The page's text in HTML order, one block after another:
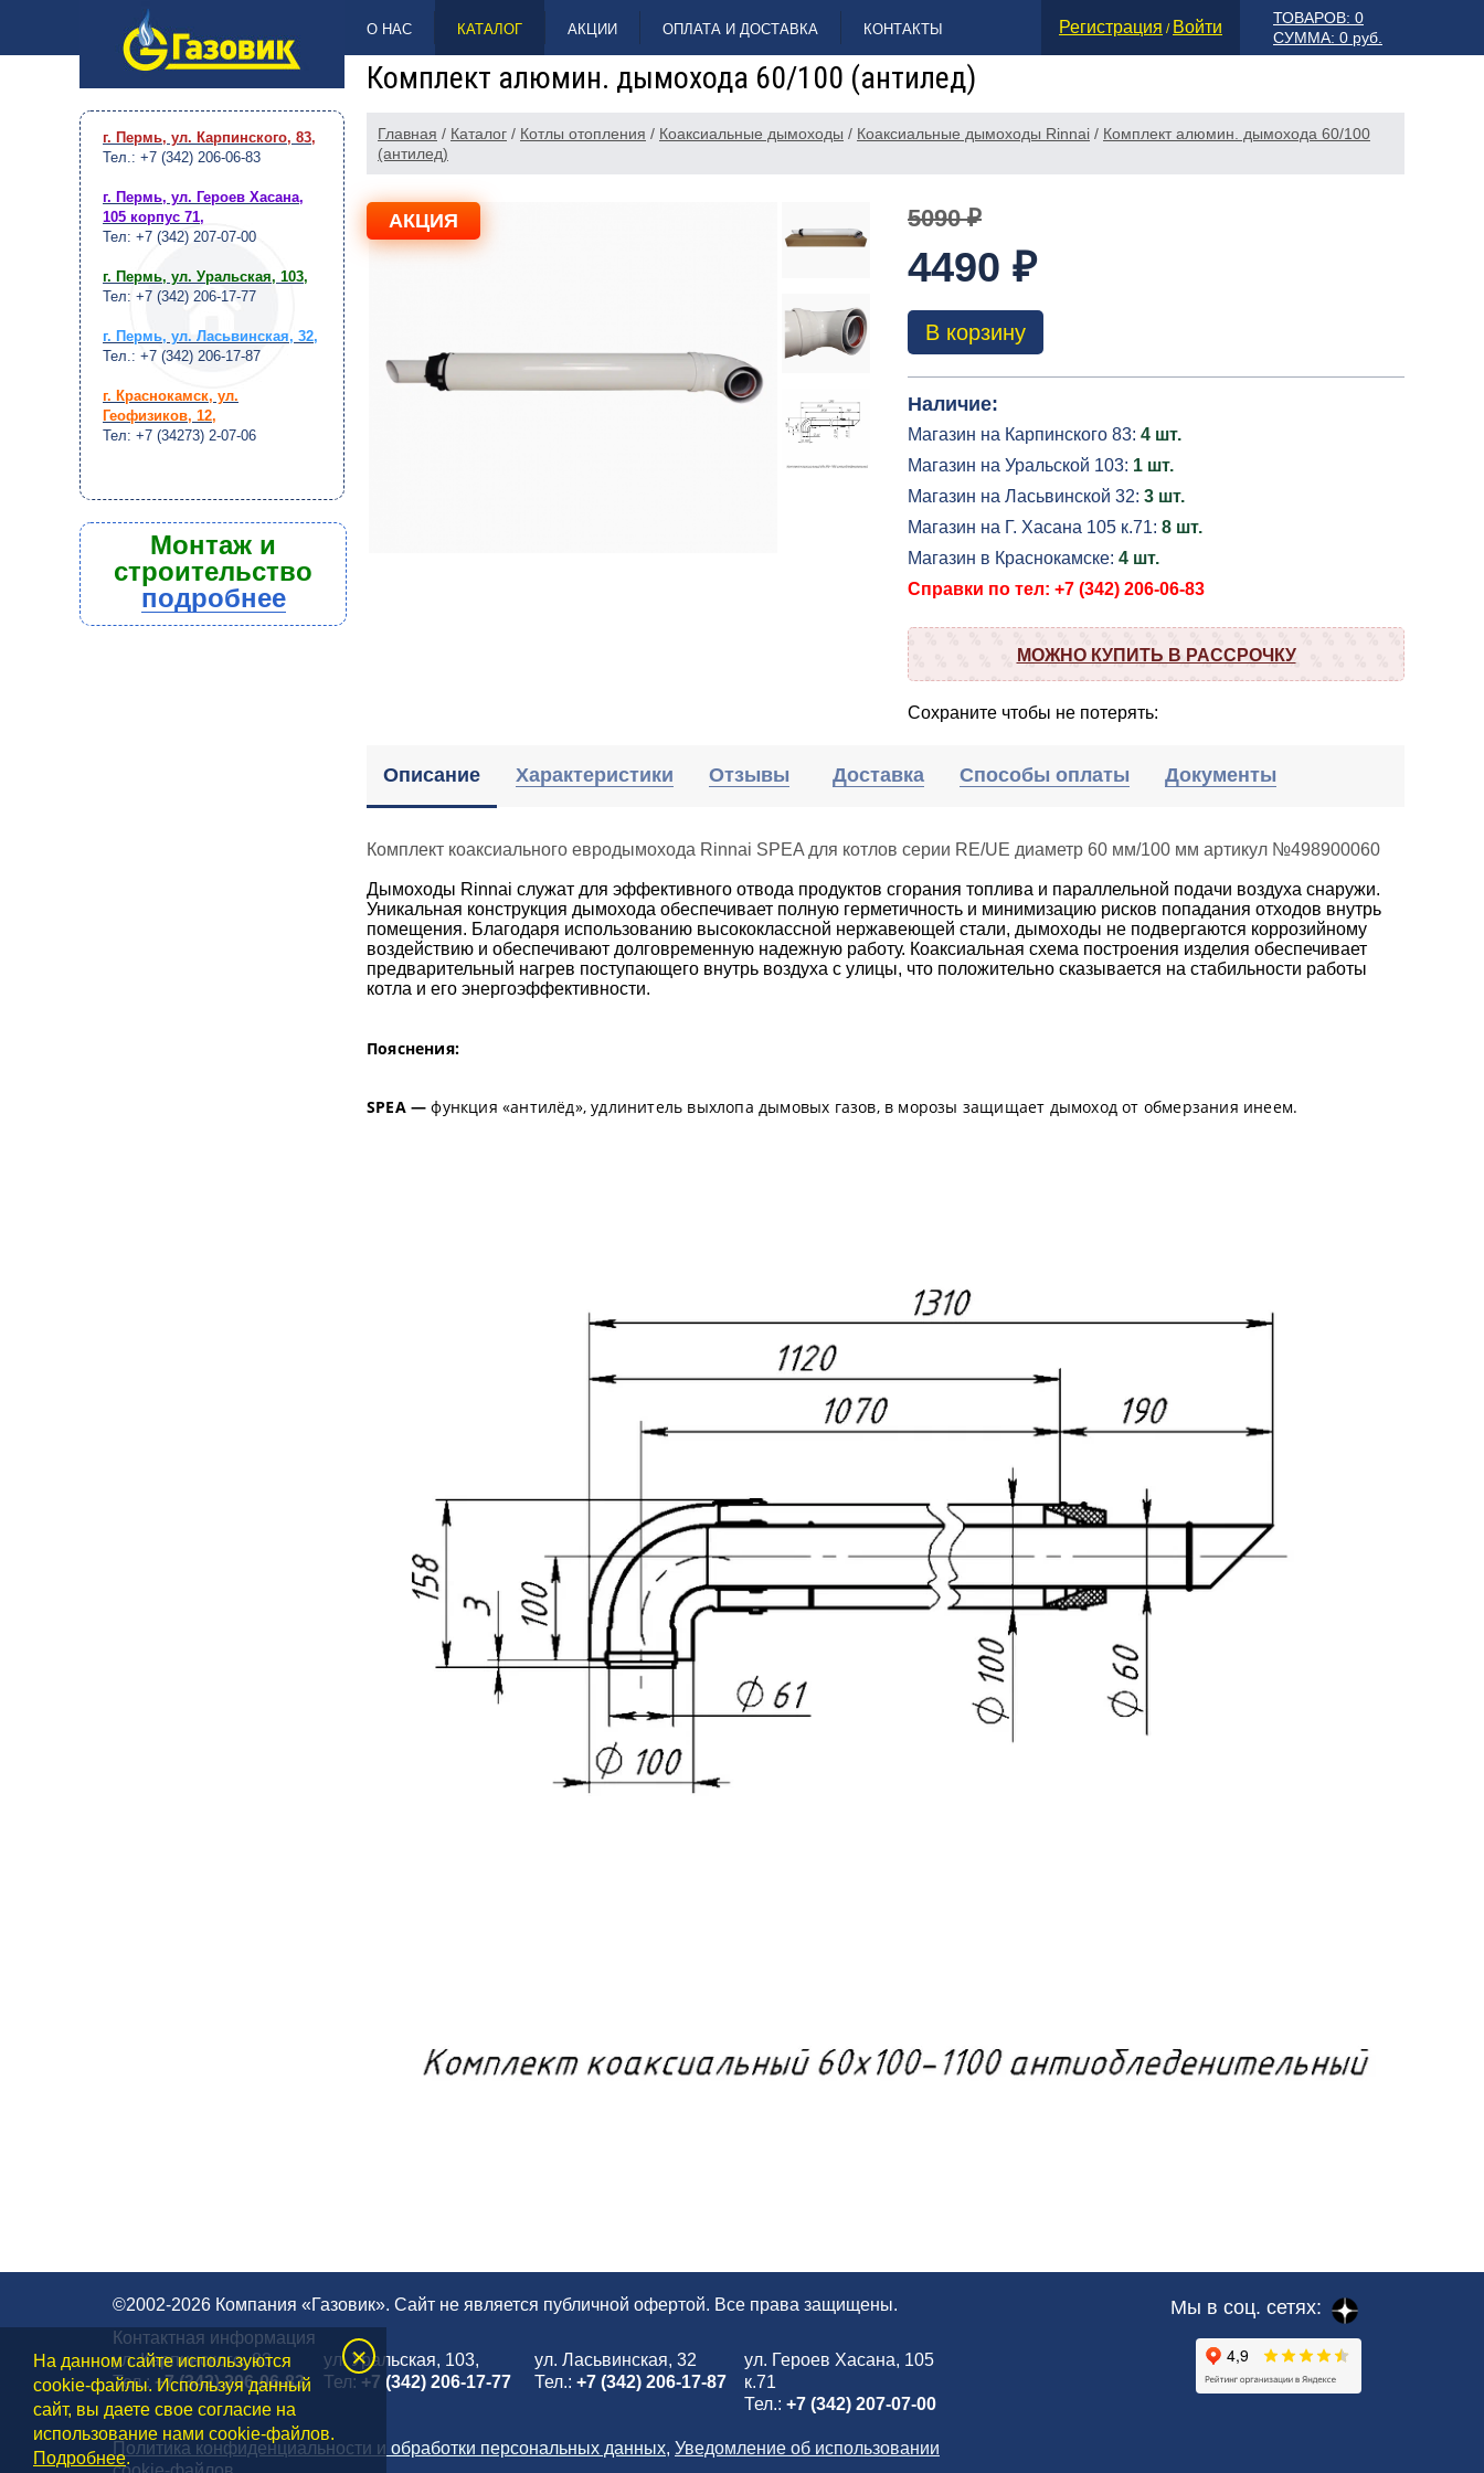
НАВЕРХ
О НАС КАТАЛОГ АКЦИИ ОПЛАТА И ДОСТАВКА КОНТАКТЫ
ТОВАРОВ: 0
СУММА: 0 руб.
Регистрация / Войти
Комплект алюмин. дымохода 60/100 (антилед)
Главная / Каталог / Котлы отопления / Коаксиальные дымоходы / Коаксиальные дымоходы Rinnai / Комплект алюмин. дымохода 60/100
(антилед)
АКЦИЯ 5090 ₽
4490 ₽
В корзину
Наличие:
Магазин на Карпинского 83: 4 шт.
Магазин на Уральской 103: 1 шт.
Магазин на Ласьвинской 32: 3 шт.
Магазин на Г. Хасана 105 к.71: 8 шт.
Магазин в Краснокамске: 4 шт.
Справки по тел: +7 (342) 206-06-83
МОЖНО КУПИТЬ В РАССРОЧКУ
Сохраните чтобы не потерять:
Описание Характеристики Отзывы Доставка Способы оплаты Документы
Комплект коаксиального евродымохода Rinnai SPEA для котлов серии RE/UE диаметр 60 мм/100 мм артикул №498900060
Дымоходы Rinnai служат для эффективного отвода продуктов сгорания топлива и параллельной подачи воздуха снаружи.
Уникальная конструкция дымохода обеспечивает полную герметичность и минимизацию рисков попадания отходов внутрь
помещения. Благодаря использованию высококлассной нержавеющей стали, дымоходы не подвергаются коррозийному
воздействию и обеспечивают долговременную надежную работу. Коаксиальная схема построения изделия обеспечивает
предварительный нагрев поступающего внутрь воздуха с улицы, что положительно сказывается на стабильности работы
котла и его энергоэффективности.
Пояснения:
SPEA —функция «антилёд», удлинитель выхлопа дымовых газов, в морозы защищает дымоход от обмерзания инеем.
г. Пермь, ул. Карпинского, 83,
Тел.: +7 (342) 206-06-83
г. Пермь, ул. Героев Хасана,
105 корпус 71,
Тел: +7 (342) 207-07-00
г. Пермь, ул. Уральская, 103,
Тел: +7 (342) 206-17-77
г. Пермь, ул. Ласьвинская, 32,
Тел.: +7 (342) 206-17-87
г. Краснокамск, ул.
Геофизиков, 12,
Тел: +7 (34273) 2-07-06
Монтаж и
строительство
подробнее
©2002-2026 Компания «Газовик». Сайт не является публичной офертой. Все права защищены.
Контактная информация
ул. Карпинского, 83
Тел.: +7 (342) 206-06-83
ул. Уральская, 103,
Тел: +7 (342) 206-17-77
ул. Ласьвинская, 32
Тел.: +7 (342) 206-17-87
ул. Героев Хасана, 105
к.71
Тел.: +7 (342) 207-07-00
Политика конфиденциальности и обработки персональных данных, Уведомление об использовании
Мы в соц. сетях:
На данном сайте используются
cookie-файлы. Используя данный
сайт, вы даете свое согласие на
использование нами cookie-файлов.
Подробнее.
×